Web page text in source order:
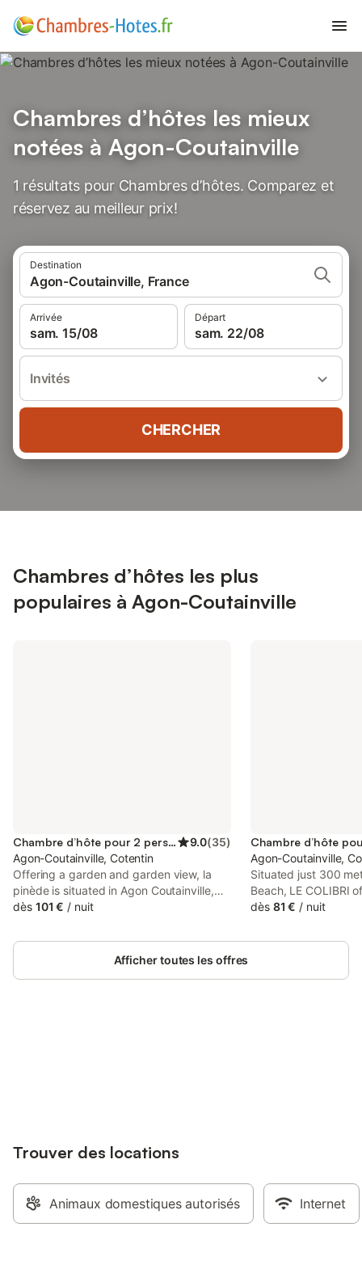
Chambres d’hôtes les mieux
notées à Agon-Coutainville
1 résultats pour Chambres d’hôtes. Comparez et
réservez au meilleur prix!
Destination
Agon-Coutainville, France
Arrivée
sam. 15/08
Départ
sam. 22/08
Invités
CHERCHER
Chambres d’hôtes les plus
populaires à Agon-Coutainville
Chambre d’hôte pour 2 personnes 9.0(35)
Agon-Coutainville, Cotentin
Offering a garden and garden view, la
pinède is situated in Agon Coutainville,
34 km from Granville Train Station and 36
offers access to a terrace, free private
parking and free WiFi.
dès 101 € / nuit
Agon-Coutainville,
Situated just 300
Beach, LE COLIBRI
accommodation in
full-day security. It
dès 81 € / nuit
Afficher toutes les offres
Trouver des locations
Animaux domestiques autorisés Internet